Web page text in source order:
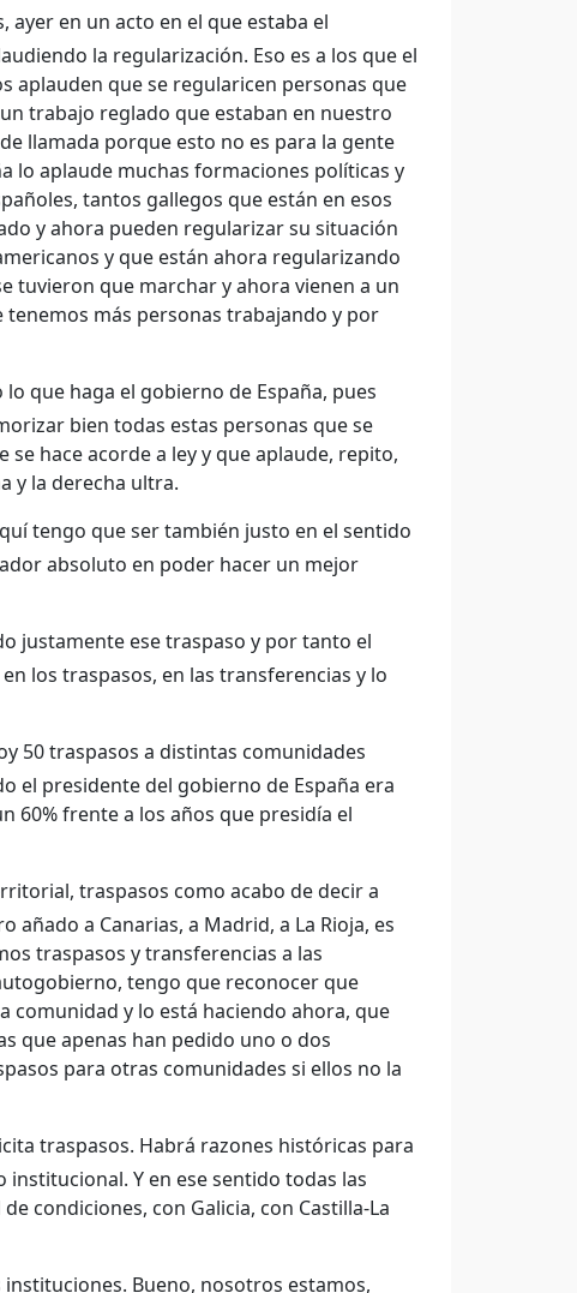
ayer en un acto en el que estaba el
la regularización. Eso es a los que el
aplauden que se regularicen personas que
trabajo reglado que estaban en nuestro
llamada porque esto no es para la gente
lo aplaude muchas formaciones políticas y
tantos gallegos que están en esos
y ahora pueden regularizar su situación
y que están ahora regularizando
tuvieron que marchar y ahora vienen a un
tenemos más personas trabajando y por
que haga el gobierno de España, pues
bien todas estas personas que se
hace acorde a ley y que aplaude, repito,
y la derecha ultra.
tengo que ser también justo en el sentido
absoluto en poder hacer un mejor
justamente ese traspaso y por tanto el
los traspasos, en las transferencias y lo
50 traspasos a distintas comunidades
el presidente del gobierno de España era
60% frente a los años que presidía el
traspasos como acabo de decir a
añado a Canarias, a Madrid, a La Rioja, es
traspasos y transferencias a las
tengo que reconocer que
comunidad y lo está haciendo ahora, que
que apenas han pedido uno o dos
para otras comunidades si ellos no la
traspasos. Habrá razones históricas para
Y en ese sentido todas las
condiciones, con Galicia, con Castilla-La
Bueno, nosotros estamos,